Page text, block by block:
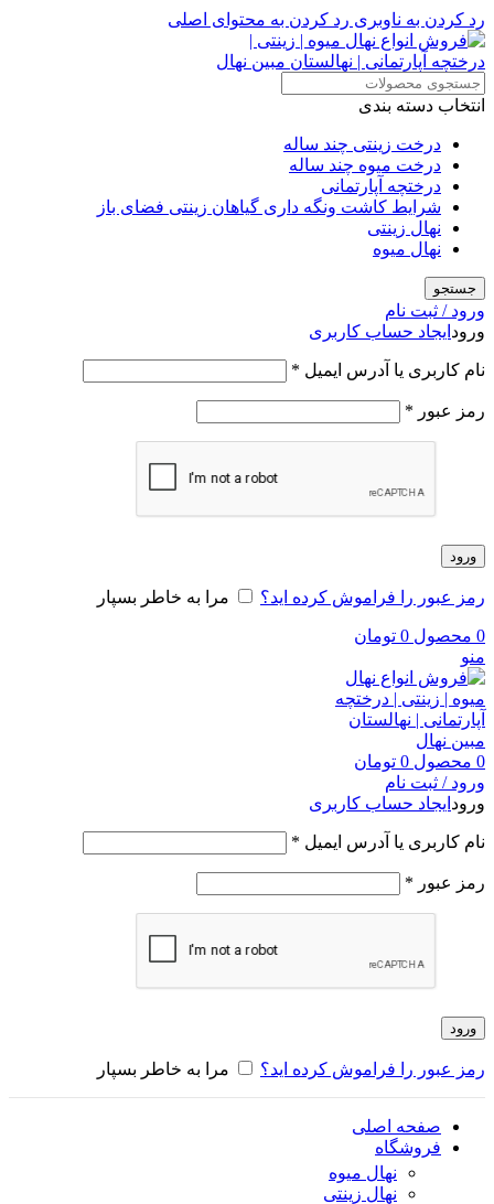
رد کردن به ناوبری رد کردن به محتوای اصلی
انتخاب دسته بندی
درخت زینتی چند ساله
درخت میوه چند ساله
درختچه آپارتمانی
شرایط کاشت ونگه داری گیاهان زینتی فضای باز
نهال زینتی
نهال میوه
جستجو
ورود / ثبت نام
ورود ایجاد حساب کاربری
نام کاربری یا آدرس ایمیل *
رمز عبور *
ورود
رمز عبور را فراموش کرده اید؟ مرا به خاطر بسپار
0 محصول 0 تومان
منو
0 محصول 0 تومان
ورود / ثبت نام
ورود ایجاد حساب کاربری
نام کاربری یا آدرس ایمیل *
رمز عبور *
ورود
رمز عبور را فراموش کرده اید؟ مرا به خاطر بسپار
صفحه اصلی
فروشگاه
نهال میوه
نهال زینتی